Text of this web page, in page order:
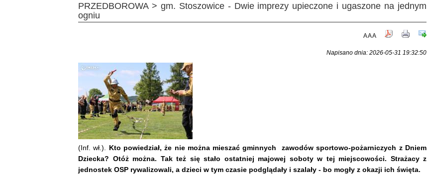
PRZEDBOROWA > gm. Stoszowice - Dwie imprezy upieczone i ugaszone na jednym
ogniu
AAA
Napisano dnia: 2026-05-31 19:32:50
(Inf. wł.). Kto powiedział, że nie można mieszać gminnych zawodów sportowo-pożarniczych z Dniem
Dziecka? Otóż można. Tak też się stało ostatniej majowej soboty w tej miejscowości. Strażacy z
jednostek OSP rywalizowali, a dzieci w tym czasie podglądały i szalały - bo mogły z okazji ich święta.